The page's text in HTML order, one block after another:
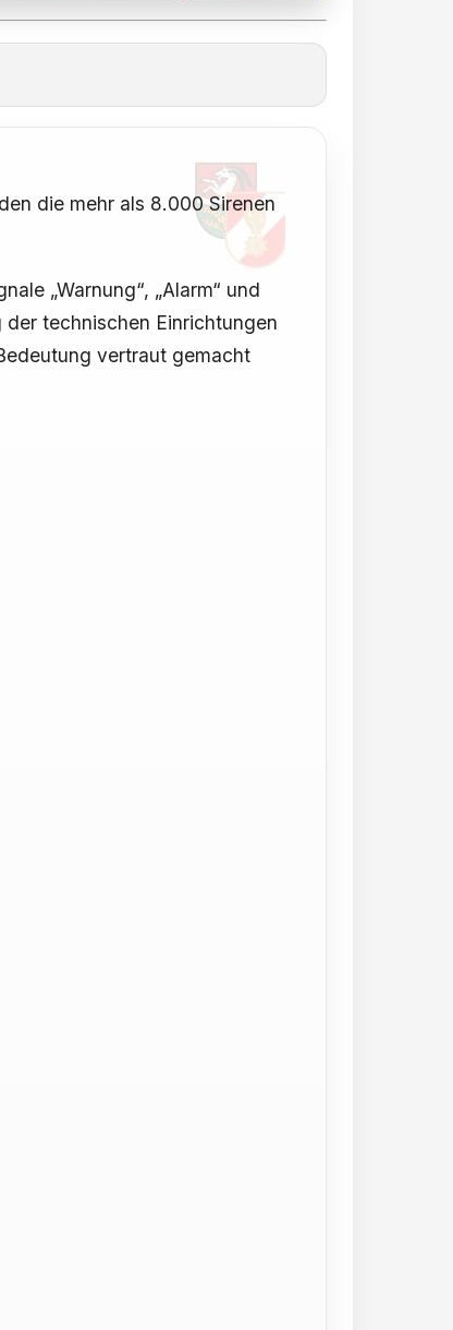
die mehr als 8.000 Sirenen
„Warnung“, „Alarm“ und
der technischen Einrichtungen
vertraut gemacht